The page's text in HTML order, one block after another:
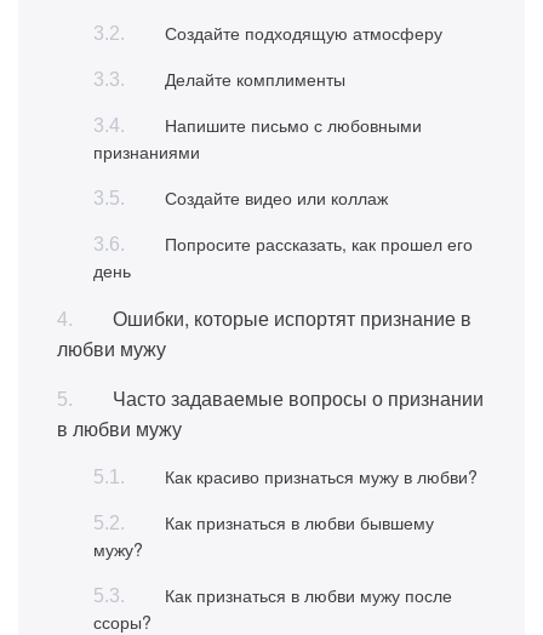
Создайте подходящую атмосферу
Делайте комплименты
Напишите письмо с любовными
признаниями
Создайте видео или коллаж
Попросите рассказать, как прошел его
день
Ошибки, которые испортят признание в
любви мужу
Часто задаваемые вопросы о признании
в любви мужу
Как красиво признаться мужу в любви?
Как признаться в любви бывшему
мужу?
Как признаться в любви мужу после
ссоры?